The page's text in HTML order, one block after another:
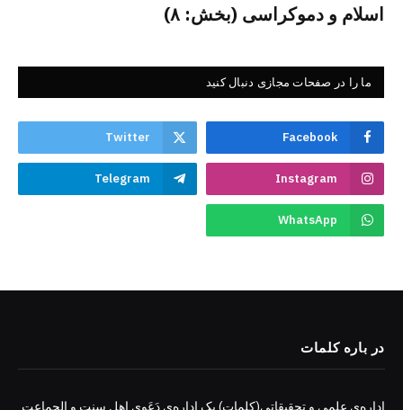
اسلام و دموکراسی (بخش: ۸)
ما را در صفحات مجازی دنبال کنید
Facebook
Twitter
Instagram
Telegram
WhatsApp
در باره کلمات
اداره‌ی علمی و تحقیقاتی(کلمات) یک اداره‌ی دَعَوی اهل سنت و الجماعت